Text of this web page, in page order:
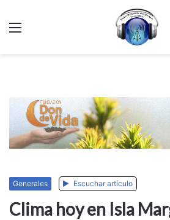
Generales Escuchar artículo
Clima hoy en Isla